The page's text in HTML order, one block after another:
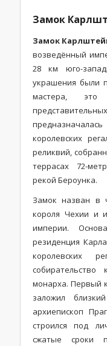
Замок
Замок
возведённый
28 км юго-
украшения были
мастера,
королевских
реликвий,
террасах 72-
рекой Бероунка.
Замок назван в
короля Чехии и
империи.
резиденция
королевских
монарха. Первый
заложил
архиепископ
строился под
сжатые сроки